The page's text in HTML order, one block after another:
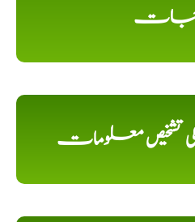
جات
تشخیص معلومات